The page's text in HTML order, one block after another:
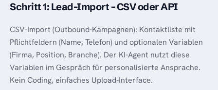
Schritt 1: Lead-Import - CSV oder API
CSV-Import (Outbound-Kampagnen): Kontaktliste mit
Pflichtfeldern (Name, Telefon) und optionalen Variablen
(Firma, Position, Branche). Der KI-Agent nutzt diese
Variablen im Gespräch für personalisierte Ansprache.
Kein Coding, einfaches Upload-Interface.